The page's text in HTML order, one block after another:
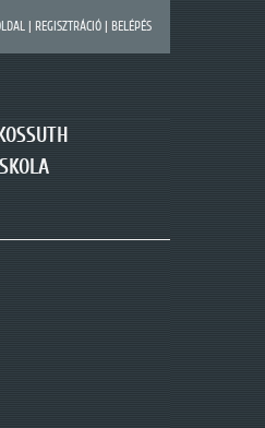
REGISZTRÁCIÓ BELÉPÉS
ÁLTALÁNOS